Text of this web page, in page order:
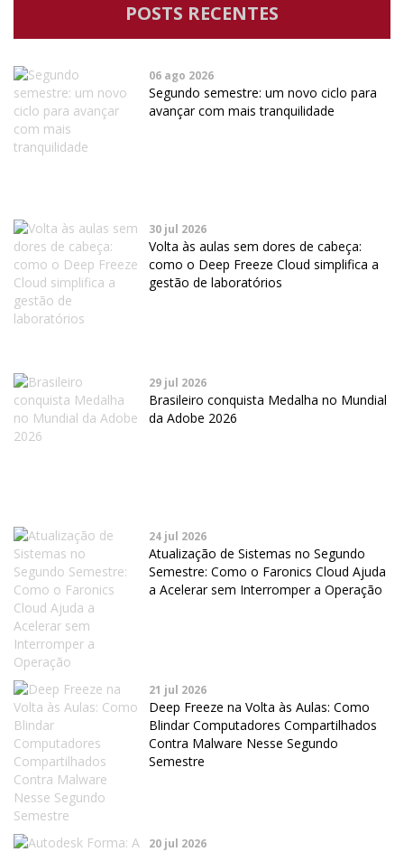
POSTS RECENTES
06 ago 2026
Segundo semestre: um novo ciclo para
avançar com mais tranquilidade
30 jul 2026
Volta às aulas sem dores de cabeça:
como o Deep Freeze Cloud simplifica a
gestão de laboratórios
29 jul 2026
Brasileiro conquista Medalha no Mundial
da Adobe 2026
24 jul 2026
Atualização de Sistemas no Segundo
Semestre: Como o Faronics Cloud Ajuda
a Acelerar sem Interromper a Operação
21 jul 2026
Deep Freeze na Volta às Aulas: Como
Blindar Computadores Compartilhados
Contra Malware Nesse Segundo
Semestre
20 jul 2026